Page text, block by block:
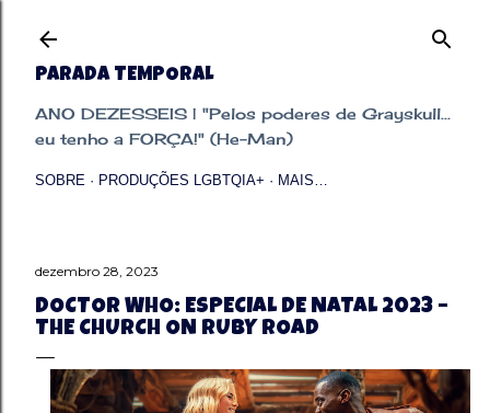
PARADA TEMPORAL
ANO DEZESSEIS | "Pelos poderes de Grayskull...
eu tenho a FORÇA!" (He-Man)
SOBRE PRODUÇÕES LGBTQIA+ MAIS…
dezembro 28, 2023
DOCTOR WHO: ESPECIAL DE NATAL 2023 –
THE CHURCH ON RUBY ROAD